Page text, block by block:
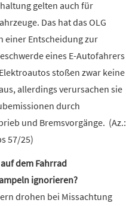
gelten auch für
Das hat das OLG
einer Entscheidung zur
eines E-Autofahrers
stoßen zwar keine
allerdings verursachen sie
durch
und Bremsvorgänge. (Az.:
57/25)
dem Fahrrad
ignorieren?
drohen bei Missachtung